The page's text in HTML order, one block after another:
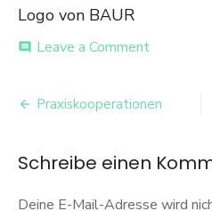
Logo von BAUR
comment Leave a Commenton
Beitrags-
Praxiskooperationen
Schreibe einen
Deine E-Mail-Adresse wird